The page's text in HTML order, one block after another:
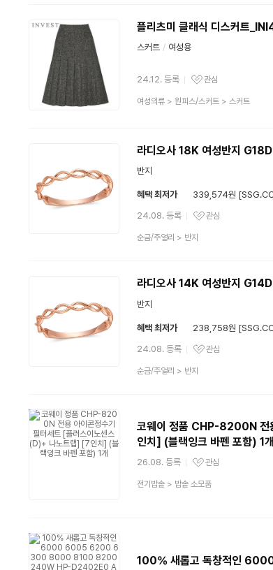
플리츠미 클래식 디스커트
스커트 / 여성용
24.12. 등록
관심상품
관심
상
여성의류> 원피스/스커트> 스커트
라디오사 18K 여성반지
반지
혜택 최저가
339,574원
24.08. 등록
관심상품
관심
상
순금/주얼리 > 반지
라디오사 14K 여성반지
반지
혜택 최저가
238,758원
24.08. 등록
관심상품
관심
상
순금/주얼리 > 반지
코웨이 정품 CHP-8200N 전
인치] (블랙잉크 바펜 포함) 1개
26.08. 등록
관심상품
관심
상
전기밥솥> 밥솥 소모품
100% 새롭고 독창적인